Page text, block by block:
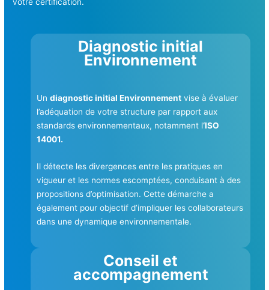
Diagnostic initial
Environnement
Undiagnostic initial Environnement vise à évaluer
l’adéquation de votre structure par rapport aux
standards environnementaux, notamment l‘ISO
14001.
Il détecte les divergences entre les pratiques en
vigueur et les normes escomptées, conduisant à des
propositions d’optimisation. Cette démarche a
également pour objectif d’impliquer les collaborateurs
dans une dynamique environnementale.
Conseil et
accompagnement